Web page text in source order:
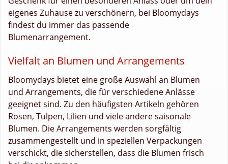
eigenes Zuhause zu verschönern, bei Bloomydays
findest du immer das passende
Blumenarrangement.
Vielfalt an Blumen und Arrangements
Bloomydays bietet eine große Auswahl an Blumen
und Arrangements, die für verschiedene Anlässe
geeignet sind. Zu den häufigsten Artikeln gehören
Rosen, Tulpen, Lilien und viele andere saisonale
Blumen. Die Arrangements werden sorgfältig
zusammengestellt und in speziellen Verpackungen
verschickt, die sicherstellen, dass die Blumen frisch